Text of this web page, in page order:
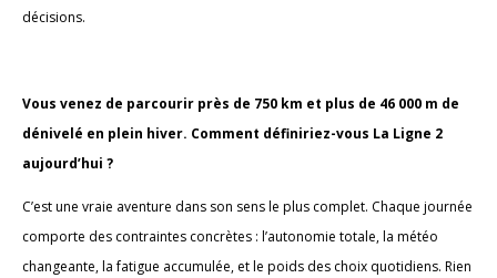
décisions.
Vous venez de parcourir près de 750 km et plus de 46 000 m de
dénivelé en plein hiver. Comment définiriez-vous La Ligne 2
aujourd’hui ?
C’est une vraie aventure dans son sens le plus complet. Chaque journée
comporte des contraintes concrètes : l’autonomie totale, la météo
changeante, la fatigue accumulée, et le poids des choix quotidiens. Rien